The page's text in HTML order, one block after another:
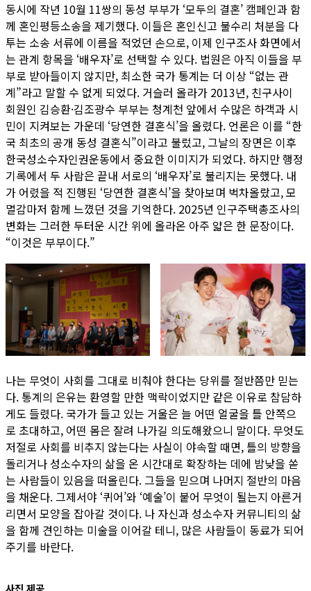
동시에 작년 10월 11쌍의 동성 부부가 ‘모두의 결혼’ 캠페인과 함
께 혼인평등소송을 제기했다. 이들은 혼인신고 불수리 처분을 다
투는 소송 서류에 이름을 적었던 손으로, 이제 인구조사 화면에서
는 관계 항목을 ‘배우자’로 선택할 수 있다. 법원은 아직 이들을 부
부로 받아들이지 않지만, 최소한 국가 통계는 더 이상 “없는 관
계”라고 말할 수 없게 되었다. 거슬러 올라가 2013년, 친구사이
회원인 김승환·김조광수 부부는 청계천 앞에서 수많은 하객과 시
민이 지켜보는 가운데 ‘당연한 결혼식’을 올렸다. 언론은 이를 “한
국 최초의 공개 동성 결혼식”이라고 불렀고, 그날의 장면은 이후
한국성소수자인권운동에서 중요한 이미지가 되었다. 하지만 행정
기록에서 두 사람은 끝내 서로의 ‘배우자’로 불리지는 못했다. 내
가 어렸을 적 진행된 ‘당연한 결혼식’을 찾아보며 벅차올랐고, 모
멸감마저 함께 느꼈던 것을 기억한다. 2025년 인구주택총조사의
변화는 그러한 두터운 시간 위에 올라온 아주 얇은 한 문장이다.
“이것은 부부이다.”
나는 무엇이 사회를 그대로 비춰야 한다는 당위를 절반쯤만 믿는
다. 통계의 은유는 환영할 만한 맥락이었지만 같은 이유로 참담하
게도 들렸다. 국가가 들고 있는 거울은 늘 어떤 얼굴을 틀 안쪽으
로 초대하고, 어떤 몸은 잘려 나가길 의도해왔으니 말이다. 무엇도
저절로 사회를 비추지 않는다는 사실이 야속할 때면, 틀의 방향을
돌리거나 성소수자의 삶을 온 시간대로 확장하는 데에 밤낮을 쏟
는 사람들이 있음을 떠올린다. 그들을 믿으며 나머지 절반의 마음
을 채운다. 그제서야 ‘퀴어’와 ‘예술’이 붙어 무엇이 될는지 아른거
리면서 모양을 잡아갈 것이다. 나 자신과 성소수자 커뮤니티의 삶
을 함께 견인하는 미술을 이어갈 테니, 많은 사람들이 동료가 되어
주기를 바란다.
사진 제공